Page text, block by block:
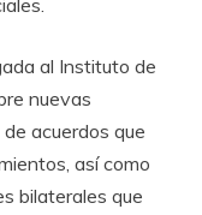
al Instituto de
nuevas
acuerdos que
así como
bilaterales que